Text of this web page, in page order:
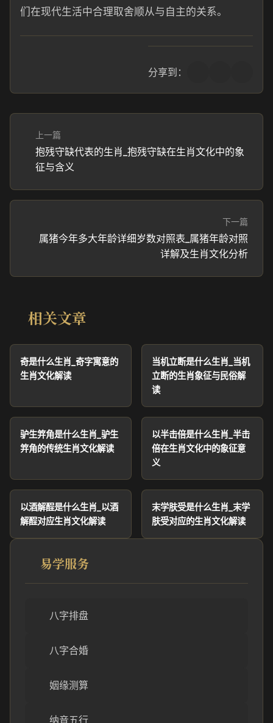
们在现代生活中合理取舍顺从与自主的关系。
分享到：
上一篇
抱残守缺代表的生肖_抱残守缺在生肖文化中的象
征与含义
下一篇
属猪今年多大年龄详细岁数对照表_属猪年龄对照
详解及生肖文化分析
相关文章
奇是什么生肖_奇字寓意的
生肖文化解读
当机立断是什么生肖_当机
立断的生肖象征与民俗解
读
驴生笄角是什么生肖_驴生
笄角的传统生肖文化解读
以半击倍是什么生肖_半击
倍在生肖文化中的象征意
义
以酒解酲是什么生肖_以酒
解酲对应生肖文化解读
末学肤受是什么生肖_末学
肤受对应的生肖文化解读
易学服务
八字排盘
八字合婚
姻缘测算
纳音五行